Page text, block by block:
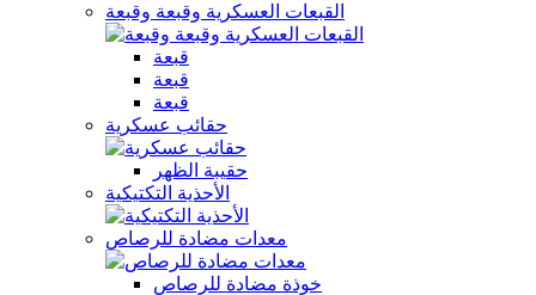
القبعات العسكرية وقبعة وقبعة
قبعة
قبعة
قبعة
حقائب عسكرية
حقيبة الظهر
الأحذية التكتيكية
معدات مضادة للرصاص
خوذة مضادة للرصاص